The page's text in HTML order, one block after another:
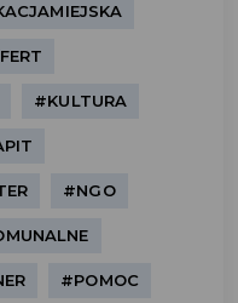
#KULTURA
#NGO
#POMOC